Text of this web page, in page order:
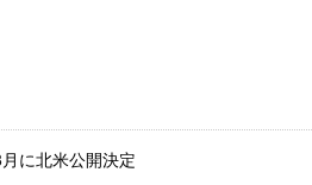
に北米公開決定